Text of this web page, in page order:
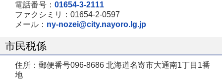
電話番号： 01654-3-2111
ファクシミリ：01654-2-0597
メール： ny-nozei@city.nayoro.lg.jp
市民税係
住所：郵便番号096-8686 北海道名寄市大通南1丁目1番
地